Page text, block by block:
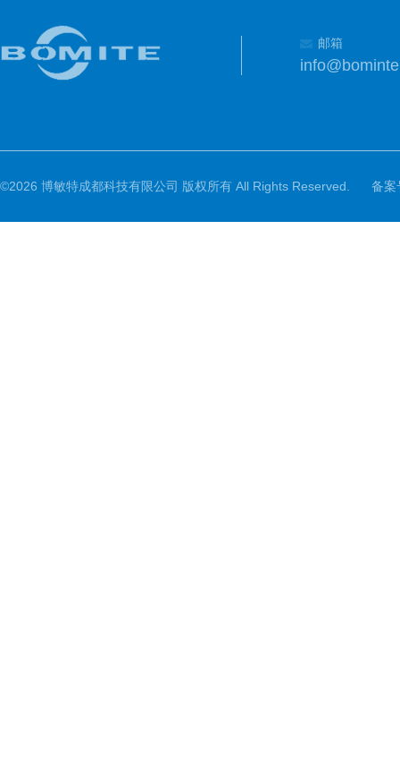
邮箱
©2026 博敏特成都科技有限公司 版权所有 All Rights Reserved. 备案